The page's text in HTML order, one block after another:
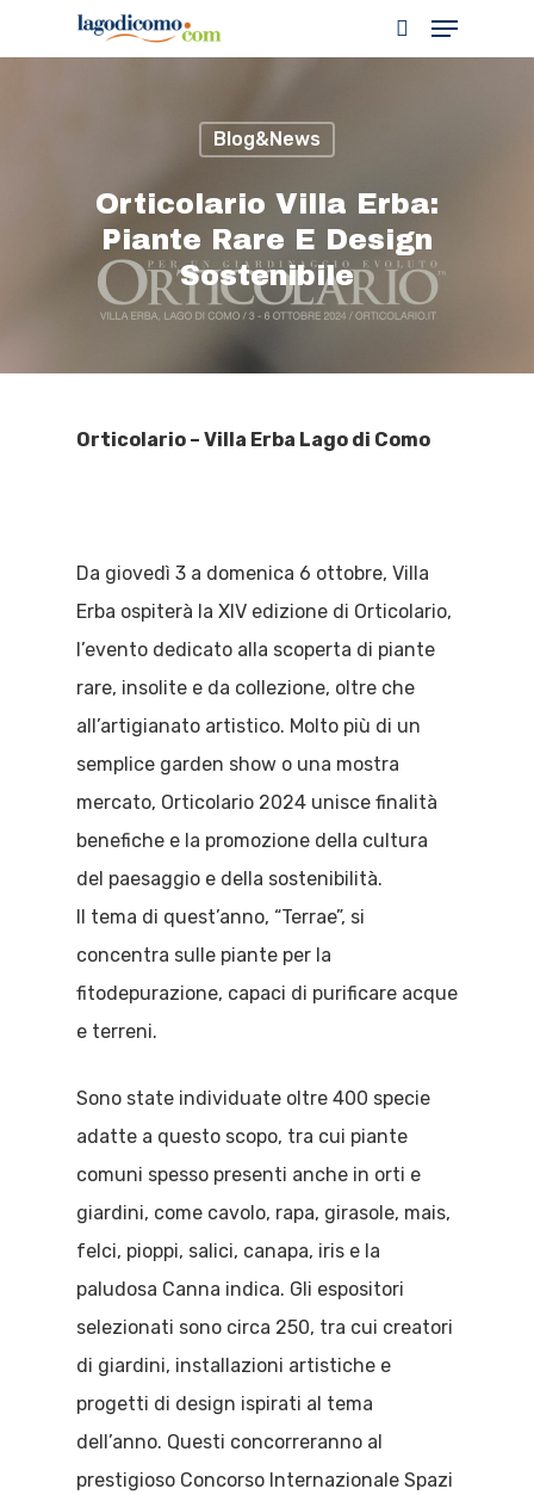
Hit enter to search or ESC to close
Blog&News
Orticolario Villa Erba:
Piante Rare E Design
Sostenibile
Orticolario – Villa Erba Lago di Como
Da giovedì 3 a domenica 6 ottobre, Villa
Erba ospiterà la XIV edizione di Orticolario,
l’evento dedicato alla scoperta di piante
rare, insolite e da collezione, oltre che
all’artigianato artistico. Molto più di un
semplice garden show o una mostra
mercato, Orticolario 2024 unisce finalità
benefiche e la promozione della cultura
del paesaggio e della sostenibilità.
Il tema di quest’anno, “Terrae”, si
concentra sulle piante per la
fitodepurazione, capaci di purificare acque
e terreni.
Sono state individuate oltre 400 specie
adatte a questo scopo, tra cui piante
comuni spesso presenti anche in orti e
giardini, come cavolo, rapa, girasole, mais,
felci, pioppi, salici, canapa, iris e la
paludosa Canna indica. Gli espositori
selezionati sono circa 250, tra cui creatori
di giardini, installazioni artistiche e
progetti di design ispirati al tema
dell’anno. Questi concorreranno al
prestigioso Concorso Internazionale Spazi